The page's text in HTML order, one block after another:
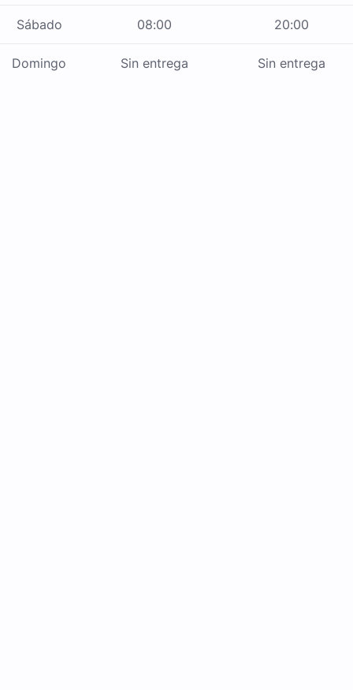
Sábado 08:00 20:00
Domingo Sin entrega Sin entrega